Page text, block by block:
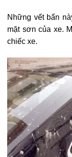
Những vết bẩn
mặt sơn của xe.
chiếc xe.